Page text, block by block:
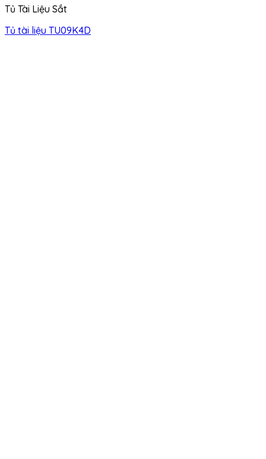
Tủ Tài Liệu Sắt
Tủ tài liệu TU09K4D